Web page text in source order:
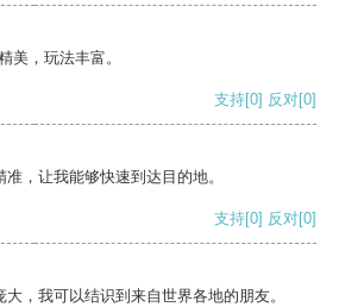
美，玩法丰富。
支持[0] 反对[0]
，让我能够快速到达目的地。
支持[0] 反对[0]
，我可以结识到来自世界各地的朋友。